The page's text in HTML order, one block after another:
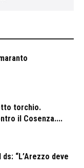
torchio.
il Cosenza....
“L’Arezzo deve